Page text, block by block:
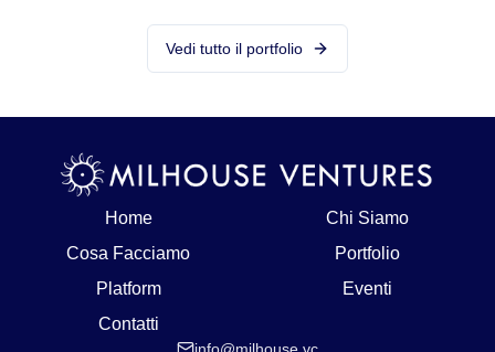
Vedi tutto il portfolio
Home
Chi Siamo
Cosa Facciamo
Portfolio
Platform
Eventi
Contatti